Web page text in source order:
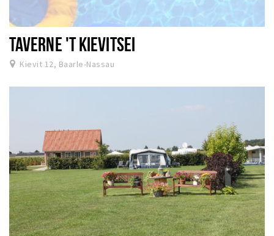
TAVERNE 'T KIEVITSEI
Kievit 12, Baarle-Nassau